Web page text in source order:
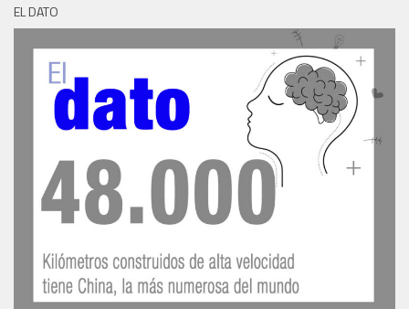
EL DATO